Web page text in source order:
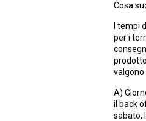
Cosa
I tempi
per i
A)
il back
sabato,